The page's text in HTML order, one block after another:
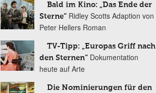
Bald im Kino: „Das Ende der
Sterne“ Ridley Scotts Adaption von
Peter Hellers Roman
TV-Tipp: „Europas Griff nach
den Sternen“ Dokumentation
heute auf Arte
Die Nominierungen für den